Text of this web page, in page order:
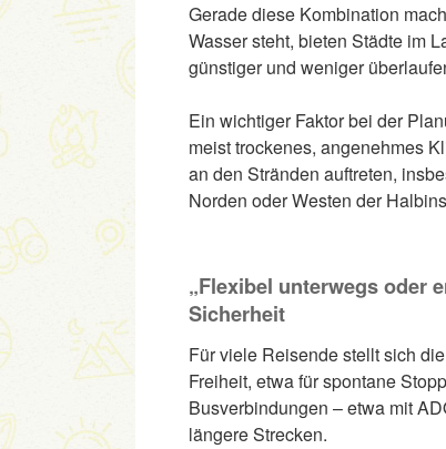
Gerade diese Kombination
Wasser steht, bieten Städte im
günstiger und weniger
Ein wichtiger Faktor bei der
meist trockenes, angenehmes
an den Stränden auftreten,
Norden oder Westen der
„Flexibel unterwegs oder
Sicherheit
Für viele Reisende stellt sich
Freiheit, etwa für spontane
Busverbindungen – etwa mit
längere Strecken.